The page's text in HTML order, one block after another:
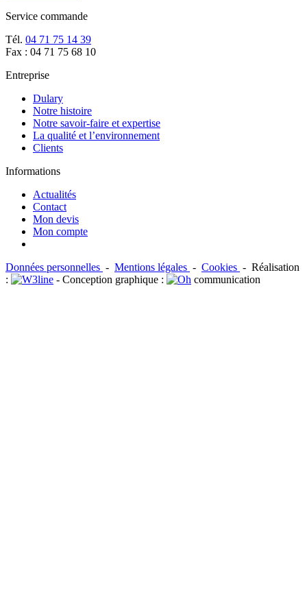
Service commande
Tél. 04 71 75 14 39
Fax : 04 71 75 68 10
Entreprise
Dulary
Notre histoire
Notre savoir-faire et expertise
La qualité et l’environnement
Clients
Informations
Actualités
Contact
Mon devis
Mon compte
Données personnelles - Mentions légales - Cookies - Réalisation
:
- Conception graphique : communication